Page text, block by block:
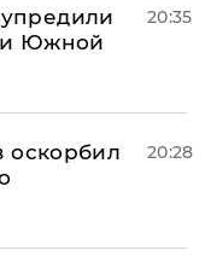
Южной
20:35
оскорбил
20:28